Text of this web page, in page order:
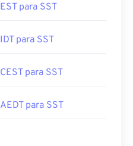
EST para SST
IDT para SST
CEST para SST
AEDT para SST